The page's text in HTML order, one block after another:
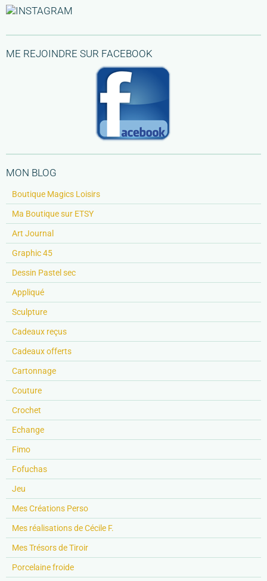
ME REJOINDRE SUR FACEBOOK
MON BLOG
Boutique Magics Loisirs
Ma Boutique sur ETSY
Art Journal
Graphic 45
Dessin Pastel sec
Appliqué
Sculpture
Cadeaux reçus
Cadeaux offerts
Cartonnage
Couture
Crochet
Echange
Fimo
Fofuchas
Jeu
Mes Créations Perso
Mes réalisations de Cécile F.
Mes Trésors de Tiroir
Porcelaine froide